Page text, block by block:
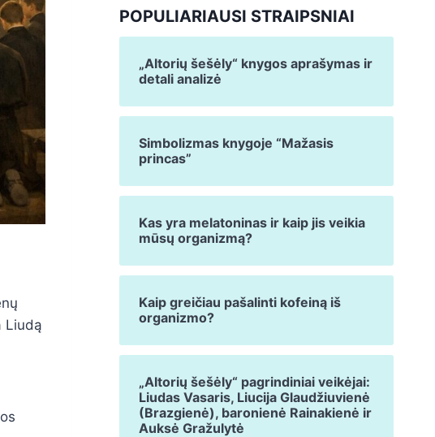
Liudą
POPULIARIAUSI STRAIPSNIAI
„Altorių šešėly“ knygos aprašymas ir
detali analizė
Simbolizmas knygoje “Mažasis
princas”
Kas yra melatoninas ir kaip jis veikia
mūsų organizmą?
Kaip greičiau pašalinti kofeiną iš
organizmo?
„Altorių šešėly“ pagrindiniai veikėjai:
Liudas Vasaris, Liucija Glaudžiuvienė
(Brazgienė), baronienė Rainakienė ir
Auksė Gražulytė